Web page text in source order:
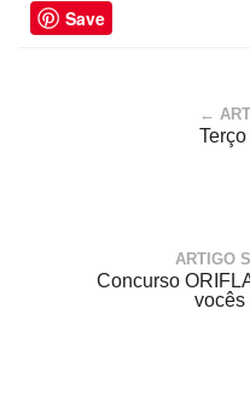
Save
←
ARTIGO
Concurso
vocês